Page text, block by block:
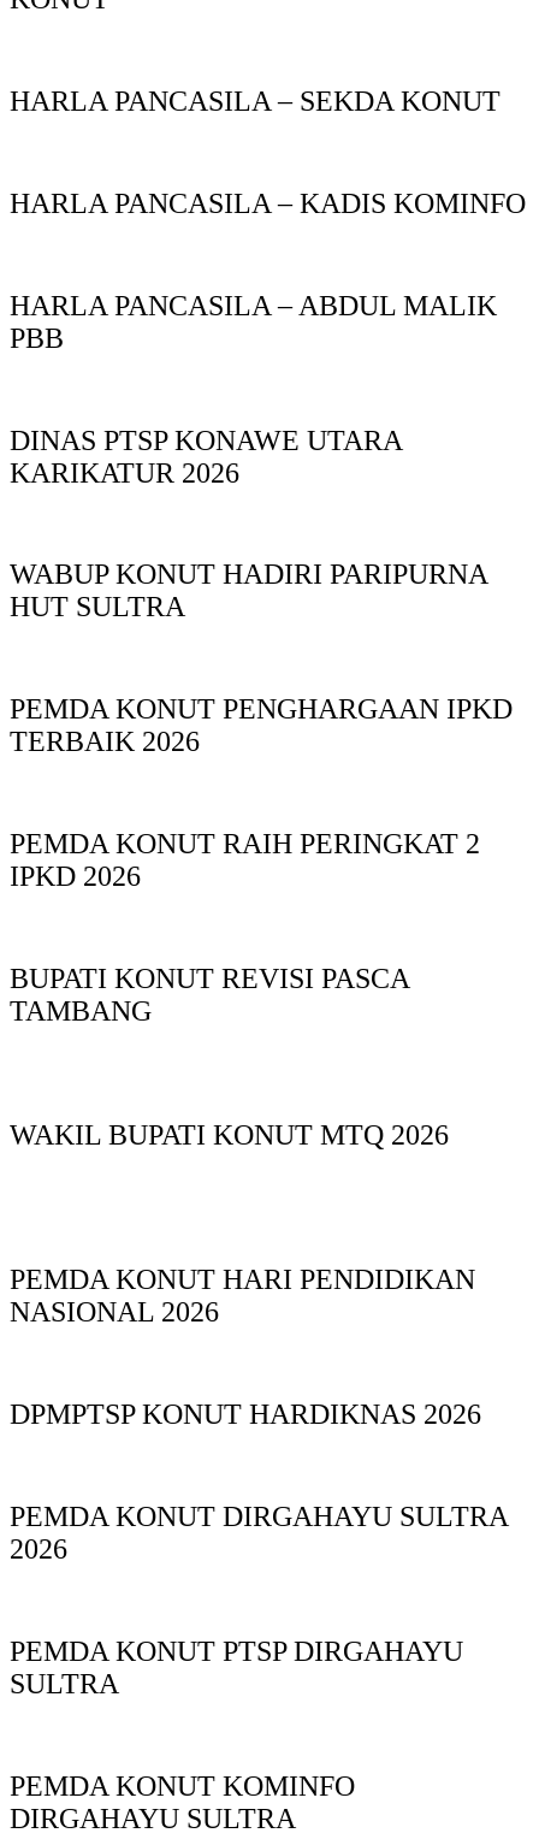
HARLA PANCASILA – SEKDA KONUT
HARLA PANCASILA – KADIS KOMINFO
HARLA PANCASILA – ABDUL MALIK
PBB
DINAS PTSP KONAWE UTARA
KARIKATUR 2026
WABUP KONUT HADIRI PARIPURNA
HUT SULTRA
PEMDA KONUT PENGHARGAAN IPKD
TERBAIK 2026
PEMDA KONUT RAIH PERINGKAT 2
IPKD 2026
BUPATI KONUT REVISI PASCA
TAMBANG
WAKIL BUPATI KONUT MTQ 2026
PEMDA KONUT HARI PENDIDIKAN
NASIONAL 2026
DPMPTSP KONUT HARDIKNAS 2026
PEMDA KONUT DIRGAHAYU SULTRA
2026
PEMDA KONUT PTSP DIRGAHAYU
SULTRA
PEMDA KONUT KOMINFO
DIRGAHAYU SULTRA